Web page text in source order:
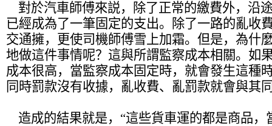
對於汽車師傅來説，除了正常的繳費外，沿
已經成為了一筆固定的支出。除了一路的亂收
交通擁，更使司機師傅雪上加霜。但是，為什
地做這件事情呢？這與所謂監察成本相關。如
成本很高，當監察成本固定時，就會發生這種
同時罰款沒有收據，亂收費、亂罰款就會與其
造成的結果就是，“這些貨車運的都是商品，